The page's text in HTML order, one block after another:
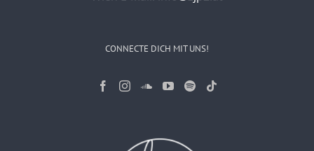
CONNECTE DICH MIT UNS!